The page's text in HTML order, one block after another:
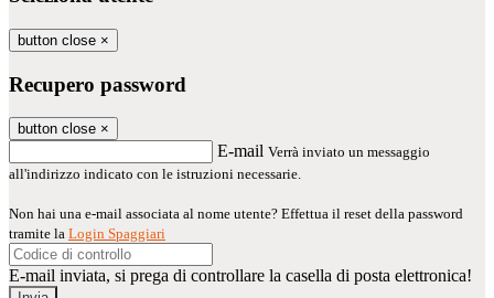
button close ×
Recupero password
button close ×
E-mail Verrà inviato un messaggio
all'indirizzo indicato con le istruzioni necessarie.
Non hai una e-mail associata al nome utente? Effettua il reset della password
tramite la Login Spaggiari
E-mail inviata, si prega di controllare la casella di posta elettronica!